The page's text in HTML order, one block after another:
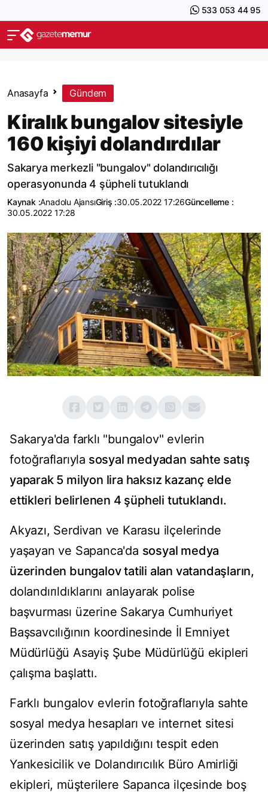
533 053 44 95
Anasayfa Gündem
Kiralık bungalov sitesiyle
160 kişiyi dolandırdılar
Sakarya merkezli "bungalov" dolandırıcılığı
operasyonunda 4 şüpheli tutuklandı
Kaynak :Anadolu AjansıGiriş :30.05.2022 17:26Güncelleme :
30.05.2022 17:28
Sakarya'da farklı "bungalov" evlerin
fotoğraflarıyla sosyal medyadan sahte satış
yaparak 5 milyon lira haksız kazanç elde
ettikleri belirlenen 4 şüpheli tutuklandı.
Akyazı, Serdivan ve Karasu ilçelerinde
yaşayan ve Sapanca'da sosyal medya
üzerinden bungalov tatili alan vatandaşların,
dolandırıldıklarını anlayarak polise
başvurması üzerine Sakarya Cumhuriyet
Başsavcılığının koordinesinde İl Emniyet
Müdürlüğü Asayiş Şube Müdürlüğü ekipleri
çalışma başlattı.
Farklı bungalov evlerin fotoğraflarıyla sahte
sosyal medya hesapları ve internet sitesi
üzerinden satış yapıldığını tespit eden
Yankesicilik ve Dolandırıcılık Büro Amirliği
ekipleri, müşterilere Sapanca ilçesinde boş